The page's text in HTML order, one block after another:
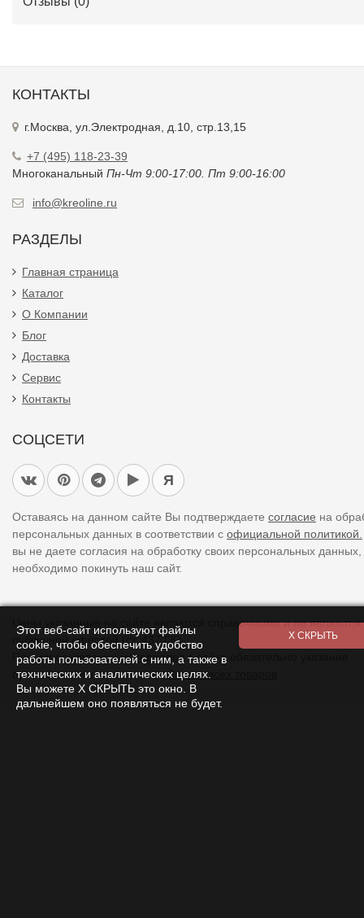
КОНТАКТЫ
г.Москва, ул.Электродная, д.10, стр.13,15
+7 (495) 118-23-39
Многоканальный Пн-Чт 9:00-17:00. Пт 9:00-16:00
info@kreoline.ru
РАЗДЕЛЫ
Главная страница
Каталог
О Компании
Блог
Доставка
Сервис
Контакты
СОЦСЕТИ
Я
Оставаясь на данном сайте Вы подтверждаете согласие на
персональных данных в соответствии с официальной политикой.
вы не даете согласия на обработку своих персональных
необходимо покинуть наш сайт.
Цены указанные на сайте являются справочными и не являются
публичной офертой (ст. 437 ГК).
При использованииматериалов с сайта обязательно указание
прямой ссылки на источник.Список всех товаров
Этот веб-сайт используют файлы
cookie, чтобы обеспечить удобство
работы пользователей с ним, а также в
технических и аналитических целях.
Вы можете Х СКРЫТЬ это окно. В
дальнейшем оно появляться не будет.